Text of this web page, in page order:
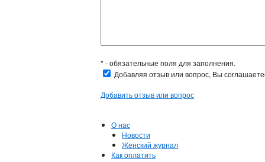
* - обязательные поля для заполнения.
Добавляя отзыв или вопрос, Вы
Добавить отзыв или вопрос
О нас
Новости
Женский журнал
Как оплатить